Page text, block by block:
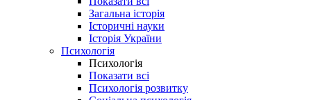
Загальна історія
Історичні науки
Історія України
Психологія
Психологія
Показати всі
Психологія розвитку